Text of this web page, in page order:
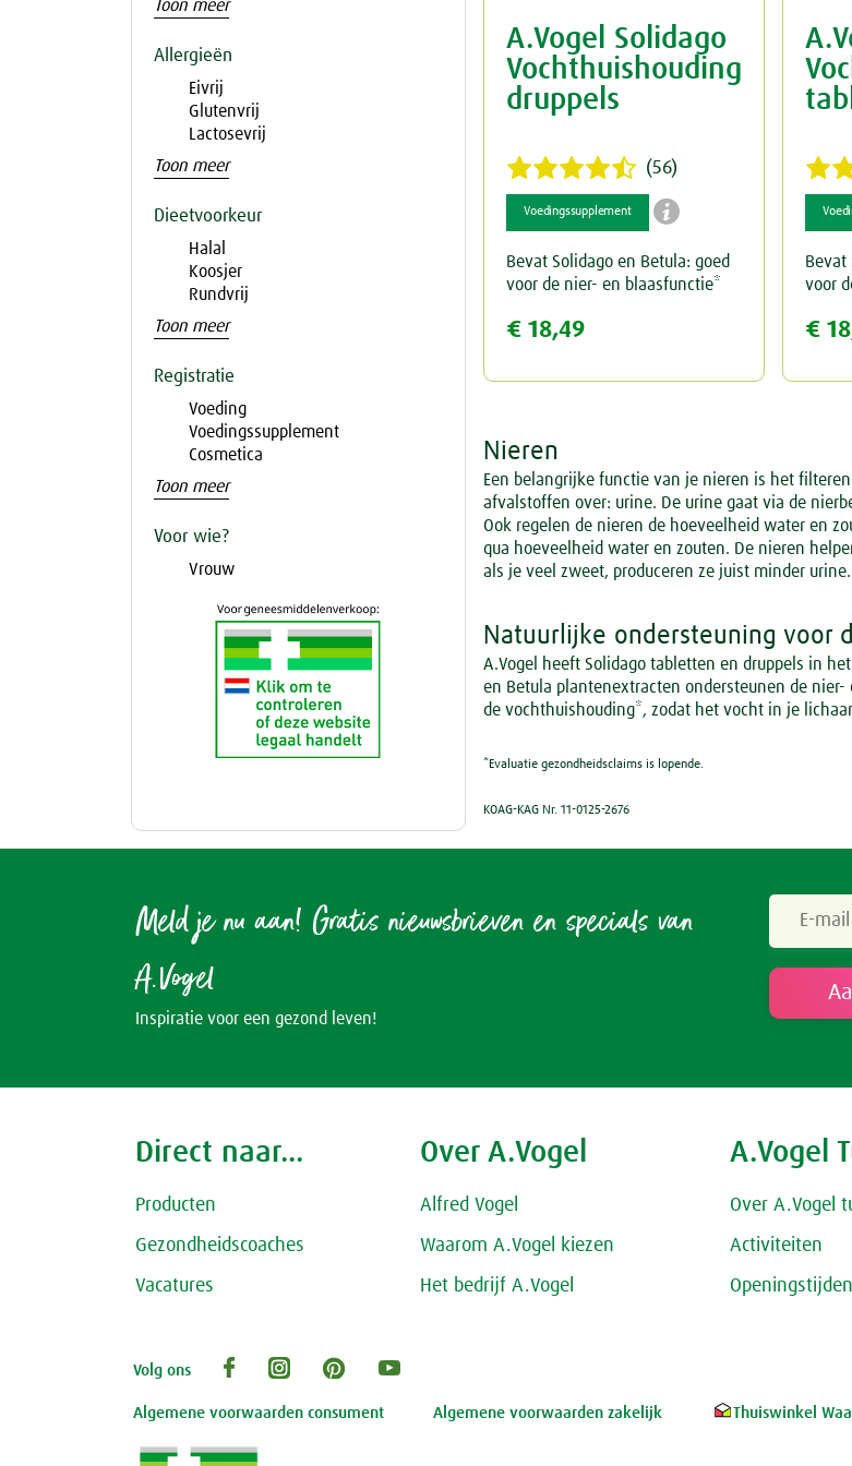
Toon meer
Allergieën
Eivrij
Glutenvrij
Lactosevrij
Toon meer
Dieetvoorkeur
Halal
Koosjer
Rundvrij
Toon meer
Registratie
Voeding
Voedingssupplement
Cosmetica
Toon meer
Voor wie?
Vrouw
Spataderen
Hart & Bloedvaten
Overig
Keel
Menstruatie
Blaas
Neus
Rust & Slaap
Rust & Ontspanning
Slaap
Spieren & Gewrichten
Botten & Gewrichten
Spieren
Spijsvertering
Overig
Arnica D6
Pollinosan
A.Vogel Solidago
Vochthuishouding
druppels
(56)
Voedingssupplement 
Bevat Solidago en Betula: goed
voor de nier- en blaasfunctie*
€ 18,49
Bevat
voor
€
Nieren
Een belangrijke functie van je nieren is het
afvalstoffen over: urine. De urine gaat via de
Ook regelen de nieren de hoeveelheid water en
qua hoeveelheid water en zouten. De nieren
als je veel zweet, produceren ze juist minder
Natuurlijke ondersteuning voor
A.Vogel heeft Solidago tabletten en druppels in
en Betula plantenextracten ondersteunen de
de vochthuishouding*, zodat het vocht in je
*Evaluatie gezondheidsclaims is lopende.
KOAG-KAG Nr. 11-0125-2676
Meld je nu aan! Gratis nieuwsbrieven en specials van
A.Vogel
Inspiratie voor een gezond leven!
Direct naar...
Producten
Gezondheidscoaches
Vacatures
Over A.Vogel
Alfred Vogel
Waarom A.Vogel kiezen
Het bedrijf A.Vogel
A.Vogel
Over A.Vogel
Activiteiten
Volg ons
Algemene voorwaarden consument Algemene voorwaarden zakelijk Thuiswinkel